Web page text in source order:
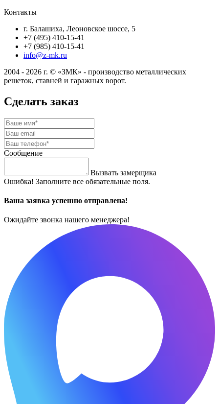
Контакты
г. Балашиха, Леоновское шоссе, 5
+7 (495) 410-15-41
+7 (985) 410-15-41
info@z-mk.ru
2004 - 2026 г. © «ЗМК» - производство металлических
решеток, ставней и гаражных ворот.
Сделать заказ
Сообщение
Вызвать замерщика
Ошибка! Заполните все обязательные поля.
Ваша заявка успешно отправлена!
Ожидайте звонка нашего менеджера!